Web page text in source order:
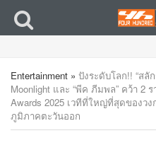
Entertainment » ปังระดับโลก!! “สลั
Moonlight และ “พีค ภีมพล” คว้า 2
Awards 2025 เวทีที่ใหญ่ที่สุดของวง
ภูมิภาคตะวันออก